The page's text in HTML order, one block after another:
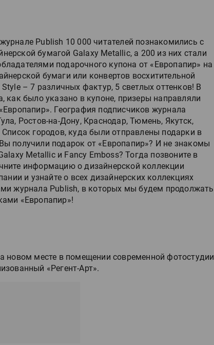
Publish 10 000 читателей познакомились с
бумагой Galaxy Metallic, а 200 из них стали
подарочного купона от «Европапир» на
бумаги или конвертов восхитительной
– 7 различных фактур, 5 светлых оттенков! В
как было указано в купоне, призеры направляли
География подписчиков журнала
Ростов-на-Дону, Краснодар, Тюмень, Якутск,
городов, куда были отправлены подарки в
получили подарок от «Европапир»? И не знакомы
Metallic и Fancy Emboss? Тогда позвоните в
информацию о дизайнерской коллекции
и узнайте o всех дизайнерских коллекциях
журнала Publish, в которых мы будем продолжать
«Европапир»!
новом месте в помещении современной фотостудии
«Регент-Арт».